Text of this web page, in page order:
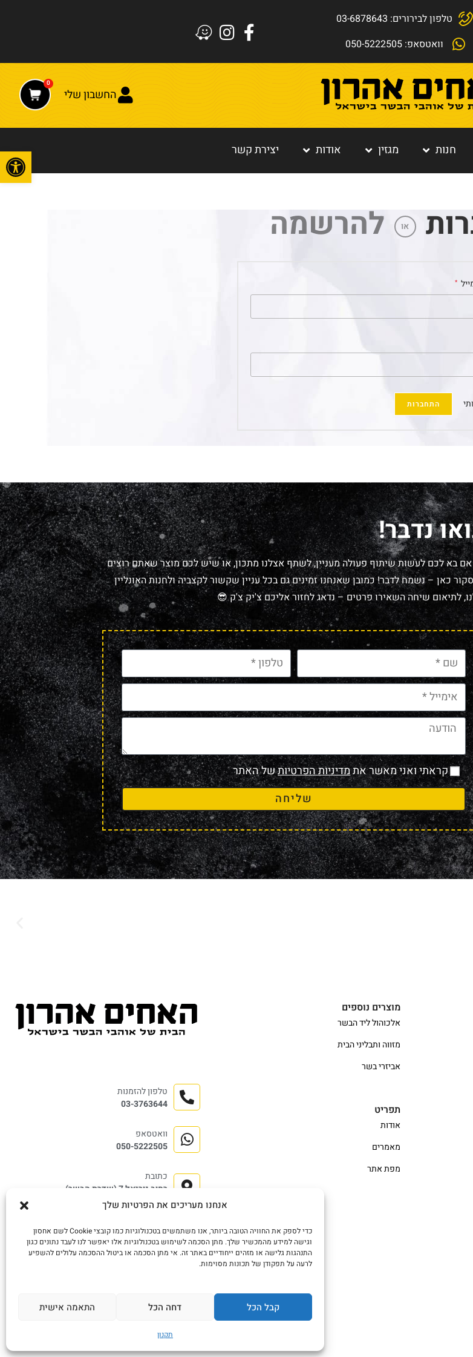
אנחנו מעריכים את הפרטיות שלך
כדי לספק את החוויה הטובה ביותר, אנו משתמשים בטכנולוגיות כמו קובצי Cookie לשם אחסון
וגישה למידע מהמכשיר שלך. מתן הסכמה לשימוש בטכנולוגיות אלו יאפשר לנו לעבד נתונים כגון
התנהגות גלישה או מזהים ייחודיים באתר זה. אי מתן הסכמה או ביטול ההסכמה עלולים להשפיע
לרעה על תפקודן של תכונות מסוימות.
קבל הכל דחה הכל התאמה אישית
תקנון
טלפון לבירורים: 03-6878643
וואטסאפ: 050-5222505
החשבון שלי
0
חנות מגזין אודות יצירת קשר
או להרשמה
*
התחברות
נדבר!
אם בא לכם לעשות שיתוף פעולה מעניין, לשתף אצלנו מתכון, או שיש לכם מוצר שאתם רוצים
כאן – נשמח לדבר! כמובן שאנחנו זמינים גם בכל עניין שקשור לקצביה ולחנות האונליין
לתיאום שיחה השאירו פרטים – נדאג לחזור אליכם צ'יק צ'ק 😎
קראתי ואני מאשר אתמדיניות הפרטיותשל האתר
שליחה
מוצרים נוספים
אלכוהול ליד הבשר
מזווה ותבליני הבית
אביזרי בשר
תפריט
אודות
מאמרים
מפת אתר
טלפון להזמנות
03-3763644
וואטסאפ
050-5222505
כתובת
רחוב נוריאל 7 (שדרת הבשר)
שוק התקווה, תל אביב.